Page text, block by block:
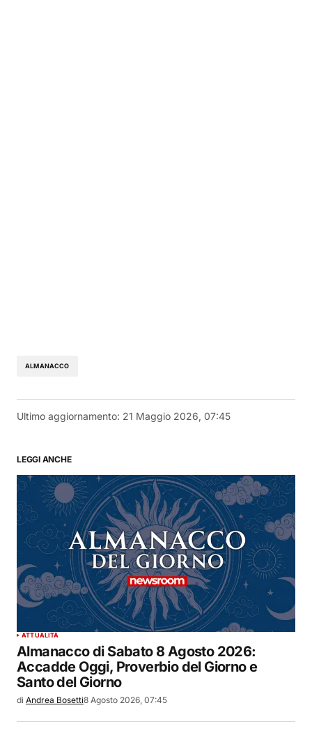
ALMANACCO
Ultimo aggiornamento: 21 Maggio 2026, 07:45
LEGGI ANCHE
ATTUALITÀ
Almanacco di Sabato 8 Agosto 2026:
Accadde Oggi, Proverbio del Giorno e
Santo del Giorno
di Andrea Bosetti8 Agosto 2026, 07:45